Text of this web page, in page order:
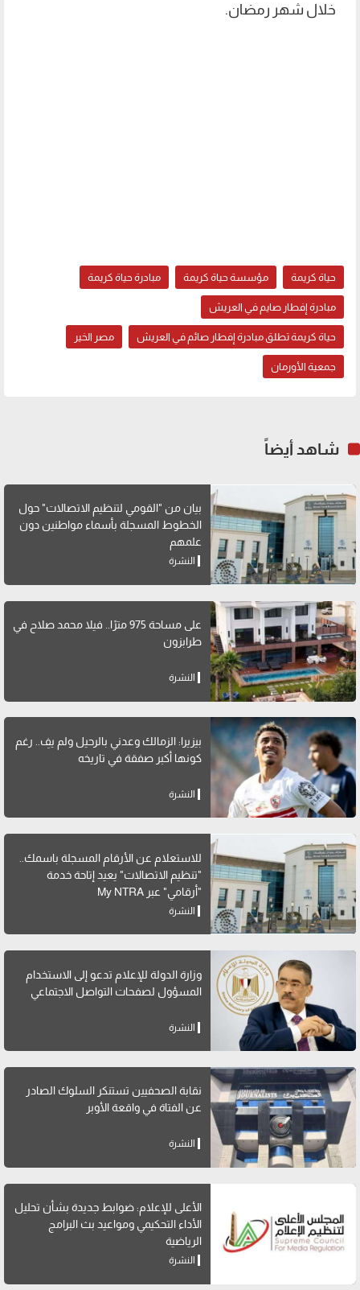
خلال شهر رمضان.
حياة كريمة مؤسسة حياة كريمة مبادرة حياة كريمة
مبادرة إفطار صايم في العريش
حياة كريمة تطلق مبادرة إفطار صائم في العريش مصر الخير
جمعية الأورمان
شاهد أيضاً
بيان من "القومي لتنظيم الاتصالات" حول
الخطوط المسجلة بأسماء مواطنين دون
علمهم
النشرة
على مساحة 975 مترًا.. فيلا محمد صلاح في
طرابزون
النشرة
بيزيرا: الزمالك وعدني بالرحيل ولم يفِ.. رغم
كونها أكبر صفقة في تاريخه
النشرة
للاستعلام عن الأرقام المسجلة باسمك..
"تنظيم الاتصالات" يعيد إتاحة خدمة
"أرقامي" عبر My NTRA
النشرة
وزارة الدولة للإعلام تدعو إلى الاستخدام
المسؤول لصفحات التواصل الاجتماعي
النشرة
نقابة الصحفيين تستنكر السلوك الصادر
عن الفتاة في واقعة الأوبر
النشرة
الأعلى للإعلام: ضوابط جديدة بشأن تحليل
الأداء التحكيمي ومواعيد بث البرامج
الرياضية
النشرة